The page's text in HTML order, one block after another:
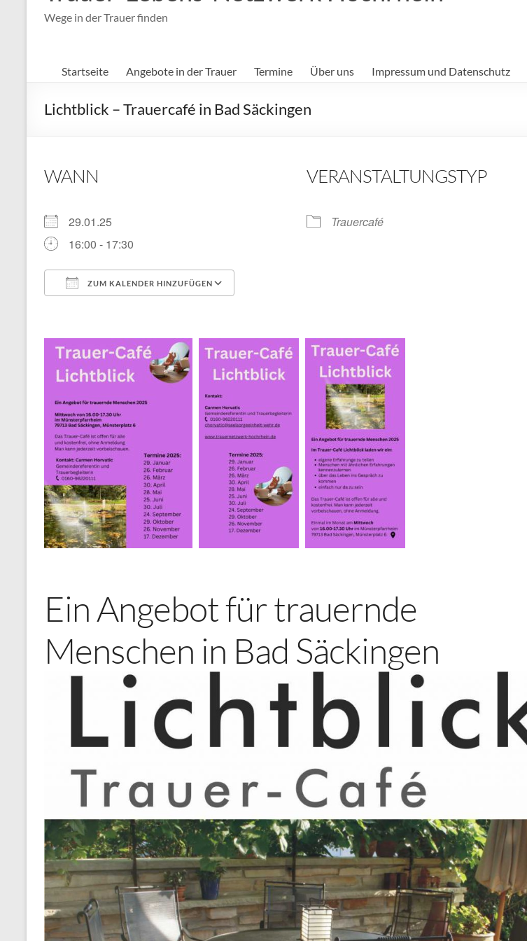
Wege in der Trauer finden
Startseite Angebote in der Trauer Termine Über uns Impressum und Datenschutz
Lichtblick – Trauercafé in Bad Säckingen
WANN
29.01.25
16:00 - 17:30
ZUM KALENDER HINZUFÜGEN
VERANSTALTUNGSTYP
Trauercafé
Ein Angebot für trauernde
Menschen in Bad Säckingen